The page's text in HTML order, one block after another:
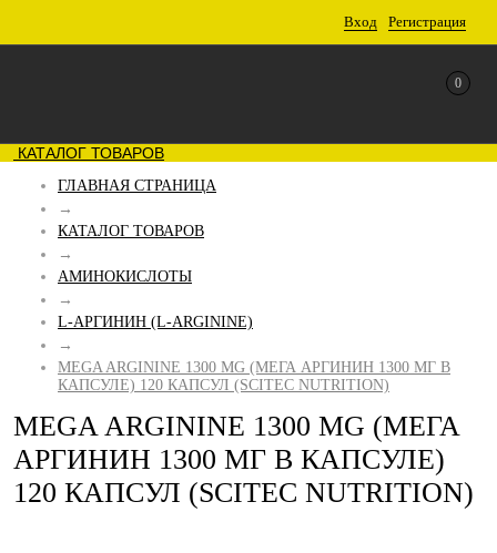
Вход Регистрация
0
КАТАЛОГ ТОВАРОВ
ГЛАВНАЯ СТРАНИЦА
→
КАТАЛОГ ТОВАРОВ
→
АМИНОКИСЛОТЫ
→
L-АРГИНИН (L-ARGININE)
→
MEGA ARGININE 1300 MG (МЕГА АРГИНИН 1300 МГ В
КАПСУЛЕ) 120 КАПСУЛ (SCITEC NUTRITION)
MEGA ARGININE 1300 MG (МЕГА
АРГИНИН 1300 МГ В КАПСУЛЕ)
120 КАПСУЛ (SCITEC NUTRITION)